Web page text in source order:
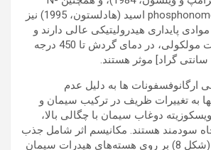
phosphonomethyl iminodiacetic اسید (هادلستون، 1995) نیز
پایداری هیدرولیتیکی عالی دارند و
بسته به ستون فقرات مولکولی، در دمای گردش تا 450 درجه
ارگانوفسفونات ها به دلیل عدم
به تغییرات ظریف در ترکیب سیمان و
دوغاب سیمان با چگالی بالا،
سودمند هستند. مکانیسم اثر شامل جذب
گروه‌های فسفونات (شکل 8) بر روی هسته‌های هیدرات سیمان